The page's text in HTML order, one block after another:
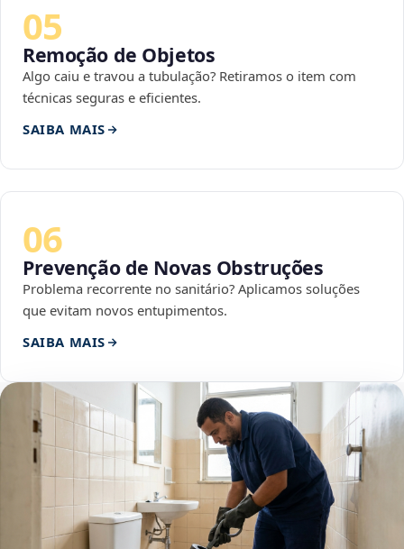
05
Remoção de Objetos
Algo caiu e travou a tubulação? Retiramos o item com
técnicas seguras e eficientes.
SAIBA MAIS
06
Prevenção de Novas Obstruções
Problema recorrente no sanitário? Aplicamos soluções
que evitam novos entupimentos.
SAIBA MAIS